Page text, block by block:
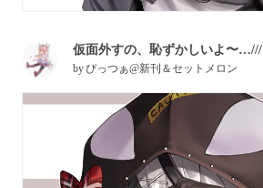
仮面外すの、恥ずかしいよ〜…///
byぴっつぁ@新刊＆セットメロン